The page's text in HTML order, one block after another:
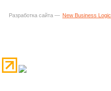
Разработка сайта — New Business Logic